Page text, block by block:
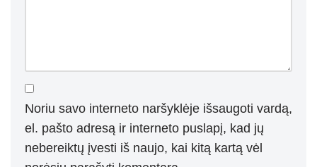
Noriu savo interneto naršyklėje išsaugoti vardą,
el. pašto adresą ir interneto puslapį, kad jų
nebereiktų įvesti iš naujo, kai kitą kartą vėl